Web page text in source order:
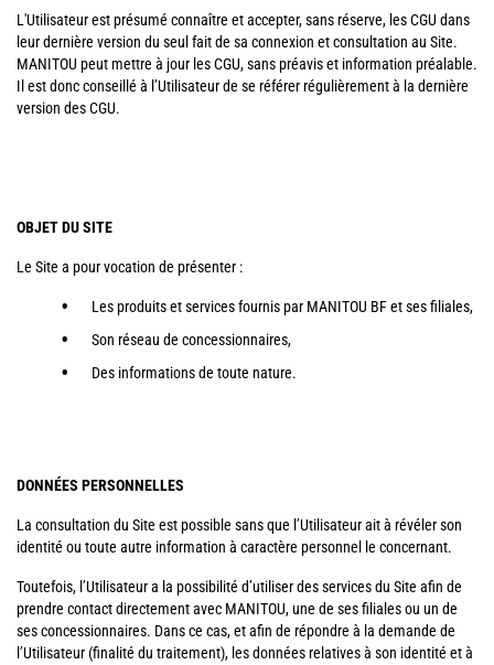
L'Utilisateur est présumé connaître et accepter, sans réserve, les CGU dans
leur dernière version du seul fait de sa connexion et consultation au Site.
MANITOU peut mettre à jour les CGU, sans préavis et information préalable.
Il est donc conseillé à l’Utilisateur de se référer régulièrement à la dernière
version des CGU.
OBJET DU SITE
Le Site a pour vocation de présenter :
Les produits et services fournis par MANITOU BF et ses filiales,
Son réseau de concessionnaires,
Des informations de toute nature.
DONNÉES PERSONNELLES
La consultation du Site est possible sans que l’Utilisateur ait à révéler son
identité ou toute autre information à caractère personnel le concernant.
Toutefois, l’Utilisateur a la possibilité d’utiliser des services du Site afin de
prendre contact directement avec MANITOU, une de ses filiales ou un de
ses concessionnaires. Dans ce cas, et afin de répondre à la demande de
l’Utilisateur (finalité du traitement), les données relatives à son identité et à